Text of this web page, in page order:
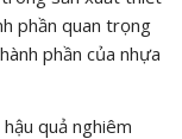
phần quan trọng
phần của nhựa
quả nghiêm